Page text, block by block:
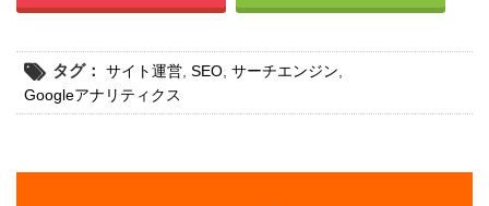
タグ： サイト運営, SEO, サーチエンジン,
Googleアナリティクス